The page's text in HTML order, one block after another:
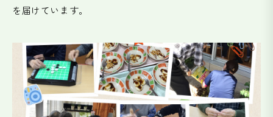
を届けています。